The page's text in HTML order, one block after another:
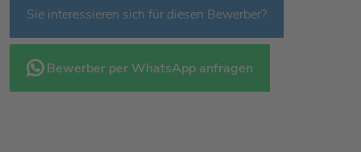
Sie interessieren sich für diesen Bewerber?
Bewerber per WhatsApp anfragen